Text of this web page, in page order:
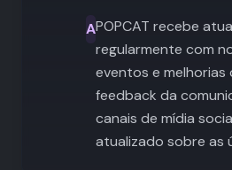
APOPCAT recebe
regularmente com
eventos e melhorias
feedback da
canais de mídia
atualizado sobre as